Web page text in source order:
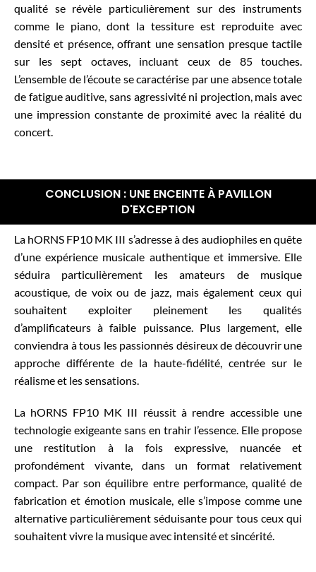
qualité se révèle particulièrement sur des instruments
comme le piano, dont la tessiture est reproduite avec
densité et présence, offrant une sensation presque tactile
sur les sept octaves, incluant ceux de 85 touches.
L’ensemble de l’écoute se caractérise par une absence totale
de fatigue auditive, sans agressivité ni projection, mais avec
une impression constante de proximité avec la réalité du
concert.
CONCLUSION : UNE ENCEINTE À PAVILLON
D'EXCEPTION
La hORNS FP10 MK III s’adresse à des audiophiles en quête
d’une expérience musicale authentique et immersive. Elle
séduira particulièrement les amateurs de musique
acoustique, de voix ou de jazz, mais également ceux qui
souhaitent exploiter pleinement les qualités
d’amplificateurs à faible puissance. Plus largement, elle
conviendra à tous les passionnés désireux de découvrir une
approche différente de la haute-fidélité, centrée sur le
réalisme et les sensations.
La hORNS FP10 MK III réussit à rendre accessible une
technologie exigeante sans en trahir l’essence. Elle propose
une restitution à la fois expressive, nuancée et
profondément vivante, dans un format relativement
compact. Par son équilibre entre performance, qualité de
fabrication et émotion musicale, elle s’impose comme une
alternative particulièrement séduisante pour tous ceux qui
souhaitent vivre la musique avec intensité et sincérité.